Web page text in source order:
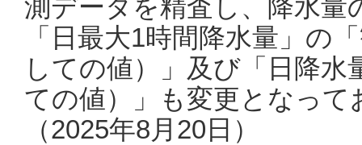
測データを精査し、降水
「日最大1時間降水量」の
しての値）」及び「日降
ての値）」も変更となっ
（2025年8月20日）